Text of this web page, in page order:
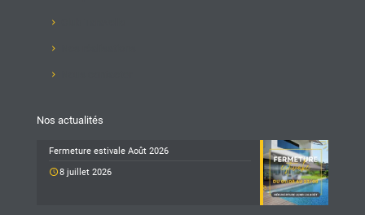
Nos actualités
Fermeture estivale Août 2026
8 juillet 2026